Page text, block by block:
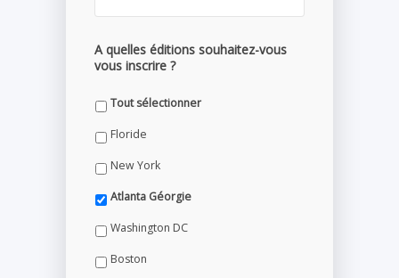
A quelles éditions souhaitez-vous
vous inscrire ?
Tout sélectionner
Floride
New York
Atlanta Géorgie
Washington DC
Boston